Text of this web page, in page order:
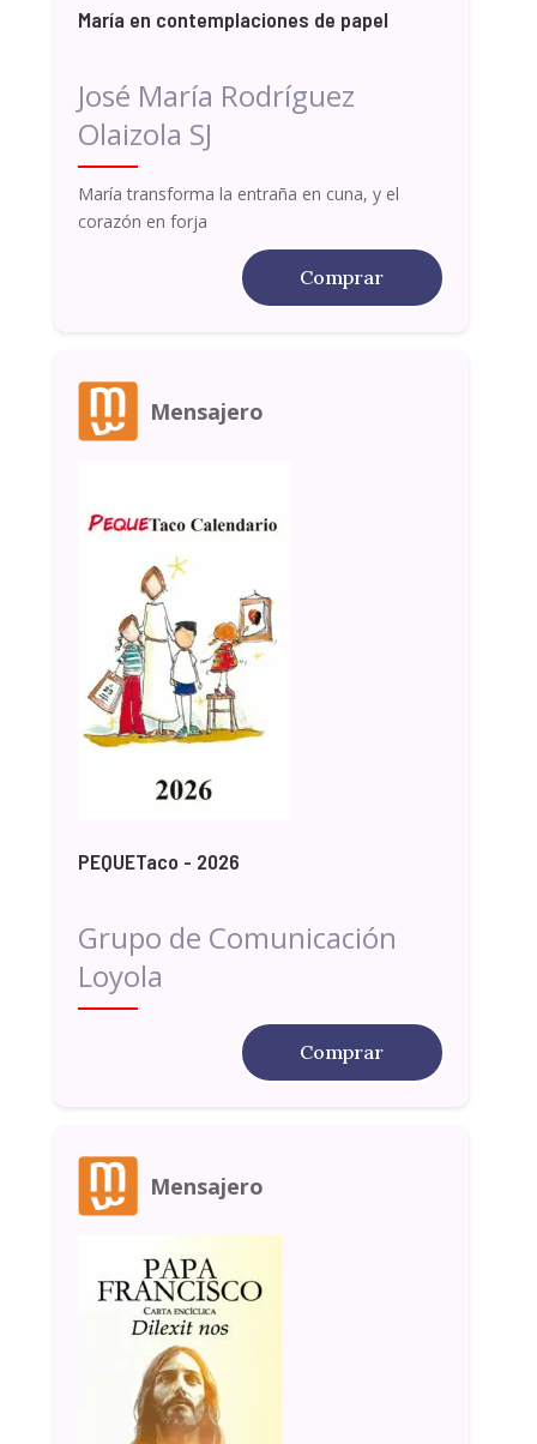
María en contemplaciones de papel
José María Rodríguez
Olaizola SJ
María transforma la entraña en cuna, y el
corazón en forja
Comprar
Mensajero
PEQUETaco - 2026
Grupo de Comunicación
Loyola
Comprar
Mensajero